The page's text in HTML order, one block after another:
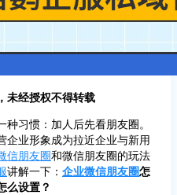
未经授权不得转载
习惯：加人后先看朋友圈。
企业形象成为拉近企业与新用
信朋友圈和微信朋友圈的玩法
讲解一下： 企业微信朋友圈怎
么设置？